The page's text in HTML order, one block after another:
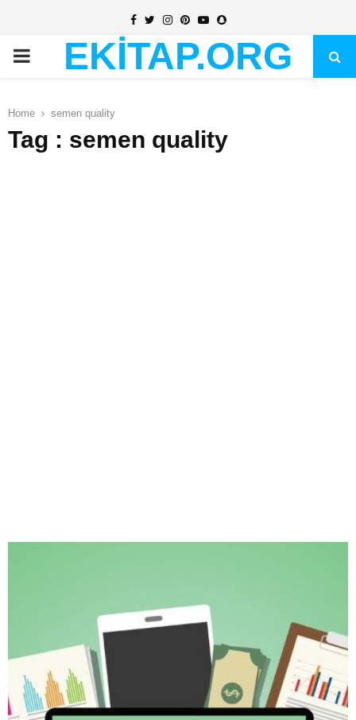
Facebook
TwitterInstagram
PinterestYoutubeSnapchat
PRIMARYEKİTAP.ORG
Home semen quality
Tag : semen quality